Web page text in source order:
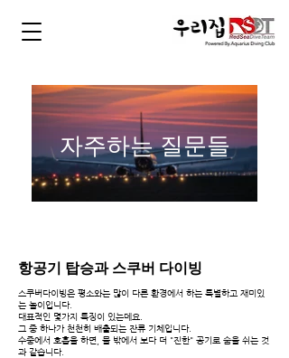
자주하는 질문들
항공기 탑승과 스쿠버 다이빙
스쿠버다이빙은 평소와는 많이 다른 환경에서 하는 특별하고 재미있
는 놀이입니다.
대표적인 몇가지 특징이 있는데요.
그 중 하나가 천천히 배출되는 잔류 기체입니다.
수중에서 호흡을 하면, 물 밖에서 보다 더 "진한" 공기로 숨을 쉬는 것
과 같습니다.